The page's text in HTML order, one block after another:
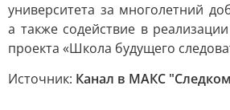
университета за многолетний
а также содействие в
проекта «Школа будущего
Источник: Канал в МАКС